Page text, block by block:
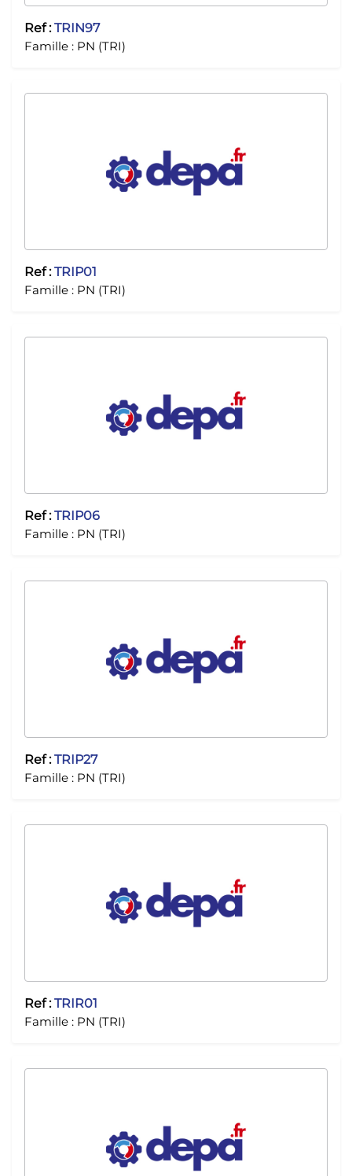
Ref :TRIN97
Famille : PN (TRI)
Ref :TRIP01
Famille : PN (TRI)
Ref :TRIP06
Famille : PN (TRI)
Ref :TRIP27
Famille : PN (TRI)
Ref :TRIR01
Famille : PN (TRI)